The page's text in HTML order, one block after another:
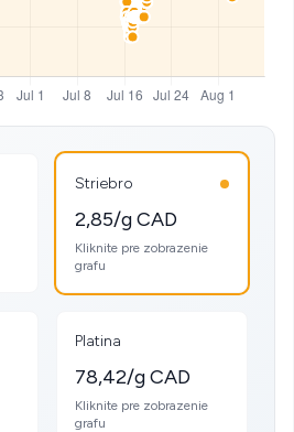
Striebro
2,85/g CAD
Kliknite pre zobrazenie
grafu
Platina
78,42/g CAD
Kliknite pre zobrazenie
grafu